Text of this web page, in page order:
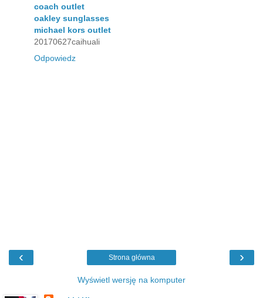
coach outlet
oakley sunglasses
michael kors outlet
20170627caihuali
Odpowiedz
‹ ›
Strona główna
Wyświetl wersję na komputer